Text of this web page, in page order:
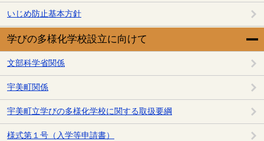
いじめ防止基本方針
学びの多様化学校設立に向けて
文部科学省関係
宇美町関係
宇美町立学びの多様化学校に関する取扱要綱
様式第１号（入学等申請書）